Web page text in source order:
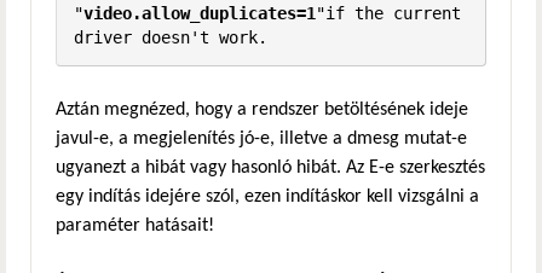
"video.allow_duplicates=1 "if the current
driver doesn't work.
Aztán megnézed, hogy a rendszer betöltésének ideje
javul-e, a megjelenítés jó-e, illetve a dmesg mutat-e
ugyanezt a hibát vagy hasonló hibát. Az E-e szerkesztés
egy indítás idejére szól, ezen indításkor kell vizsgálni a
paraméter hatásait!